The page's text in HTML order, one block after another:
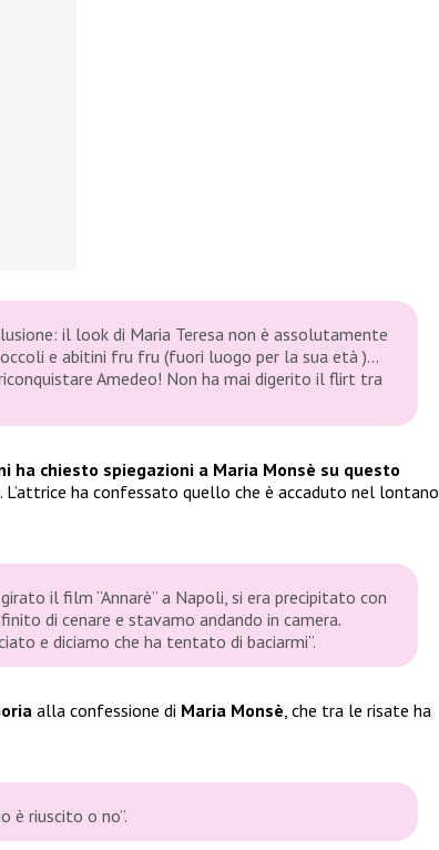
il look di Maria Teresa non è assolutamente
e abitini fru fru (fuori luogo per la sua età )…
Amedeo! Non ha mai digerito il flirt tra
ha chiesto spiegazioni a Maria Monsè su questo
. L’attrice ha confessato quello che è accaduto nel lontano
il film “Annarè” a Napoli, si era precipitato con
di cenare e stavamo andando in camera.
e diciamo che ha tentato di baciarmi”.
alla confessione di Maria Monsè, che tra le risate ha
è riuscito o no”.